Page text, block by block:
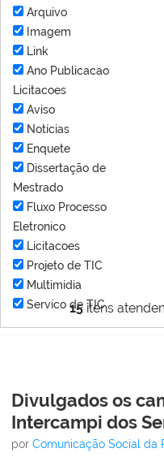
15 itens
Arquivo
Imagem
Link
Ano Publicacao
Licitacoes
Aviso
Notícias
Enquete
Dissertação de
Mestrado
Fluxo Processo
Eletronico
Licitacoes
Projeto de TIC
Multimídia
Servico de TIC
Divulgados os
Intercampi dos
por Comunicação Social da